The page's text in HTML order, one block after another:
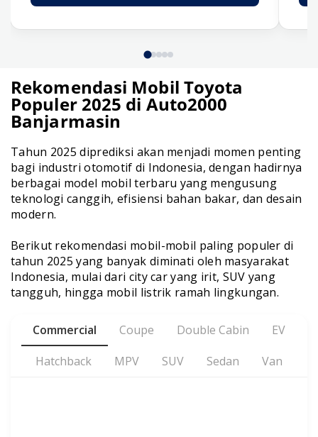
Rekomendasi Mobil Toyota
Populer 2025 di Auto2000
Banjarmasin
Tahun 2025 diprediksi akan menjadi momen penting
bagi industri otomotif di Indonesia, dengan hadirnya
berbagai model mobil terbaru yang mengusung
teknologi canggih, efisiensi bahan bakar, dan desain
modern.
Berikut rekomendasi mobil-mobil paling populer di
tahun 2025 yang banyak diminati oleh masyarakat
Indonesia, mulai dari city car yang irit, SUV yang
tangguh, hingga mobil listrik ramah lingkungan.
Commercial Coupe Double Cabin
EV
Hatchback
MPV SUV Sedan Van